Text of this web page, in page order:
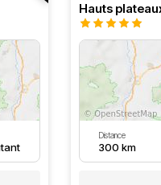
Hauts
Distance
300 km